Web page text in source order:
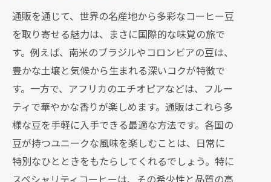
通販を通じて、世界の名産地から多彩なコーヒー豆
を取り寄せる魅力は、まさに国際的な味覚の旅で
す。例えば、南米のブラジルやコロンビアの豆は、
豊かな土壌と気候から生まれる深いコクが特徴で
す。一方で、アフリカのエチオピアなどは、フルー
ティで華やかな香りが楽しめます。通販はこれら多
様な豆を手軽に入手できる最適な方法です。各国の
豆が持つユニークな風味を楽しむことは、日常に
特別なひとときをもたらしてくれるでしょう。特に
スペシャリティコーヒーは、その希少性と品質の高